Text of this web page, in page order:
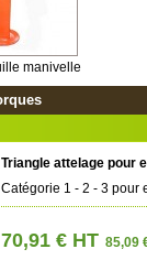
manivelle
Triangle attelage pour
Catégorie 1 - 2 - 3 pour
70,91 € HT 85,09